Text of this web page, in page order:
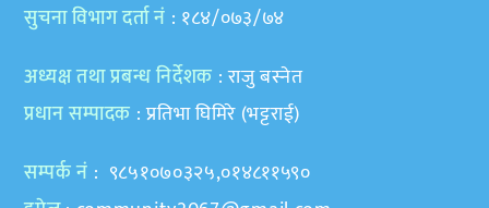
सुचना विभाग दर्ता नं : १८४/०७३/७४
अध्यक्ष तथा प्रबन्ध निर्देशक : राजु बस्नेत
प्रधान सम्पादक : प्रतिभा घिमिरे (भट्टराई)
सम्पर्क नं : ९८५१०७०३२५,०१४८११५९०